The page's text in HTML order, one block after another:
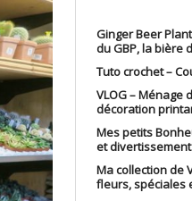
Ginger Beer
du GBP, la bière
Tuto crochet –
VLOG –
décoration
Mes petits
et divertissement
Ma collection de
fleurs, spéciales